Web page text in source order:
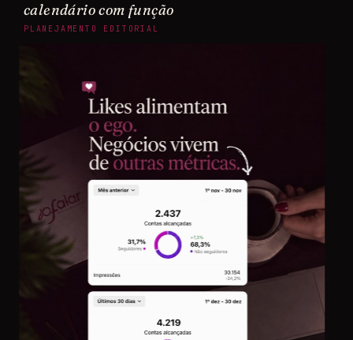
calendário com função
PLANEJAMENTO EDITORIAL